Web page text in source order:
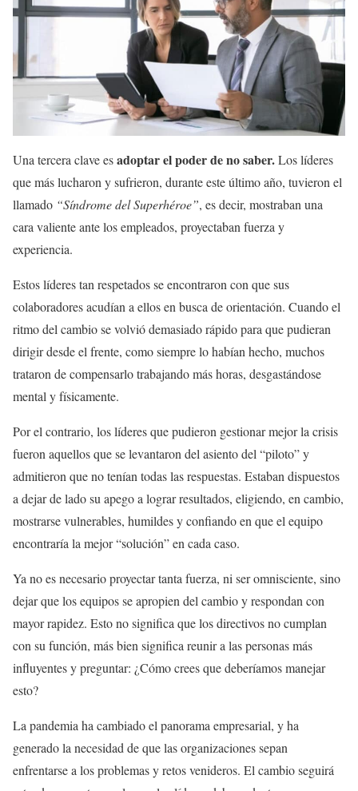
Una tercera clave esadoptar el poder de no saber.Los líderes
que más lucharon y sufrieron, durante este último año, tuvieron el
llamado “Síndrome del Superhéroe”, es decir, mostraban una
cara valiente ante los empleados, proyectaban fuerza y
experiencia.
Estos líderes tan respetados se encontraron con que sus
colaboradores acudían a ellos en busca de orientación. Cuando el
ritmo del cambio se volvió demasiado rápido para que pudieran
dirigir desde el frente, como siempre lo habían hecho, muchos
trataron de compensarlo trabajando más horas, desgastándose
mental y físicamente.
Por el contrario, los líderes que pudieron gestionar mejor la crisis
fueron aquellos que se levantaron del asiento del “piloto” y
admitieron que no tenían todas las respuestas. Estaban dispuestos
a dejar de lado su apego a lograr resultados, eligiendo, en cambio,
mostrarse vulnerables, humildes y confiando en que el equipo
encontraría la mejor “solución” en cada caso.
Ya no es necesario proyectar tanta fuerza, ni ser omnisciente, sino
dejar que los equipos se apropien del cambio y respondan con
mayor rapidez. Esto no significa que los directivos no cumplan
con su función, más bien significa reunir a las personas más
influyentes y preguntar: ¿Cómo crees que deberíamos manejar
esto?
La pandemia ha cambiado el panorama empresarial, y ha
generado la necesidad de que las organizaciones sepan
enfrentarse a los problemas y retos venideros. El cambio seguirá